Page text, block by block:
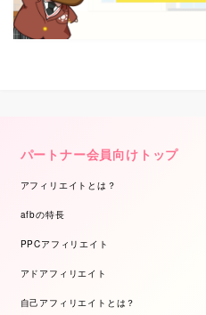
パートナー会員向けトップ
アフィリエイトとは？
afbの特長
PPCアフィリエイト
アドアフィリエイト
自己アフィリエイトとは？